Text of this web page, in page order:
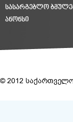
ᲡᲐᲡᲐᲠᲒᲔᲑᲚᲝ
ᲐᲜᲝᲜᲡᲘ
© 2012